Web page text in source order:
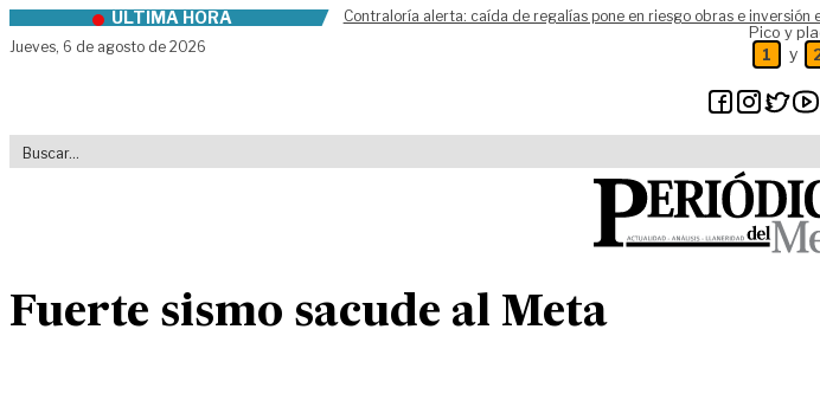
Skip to contentÚLTIMA HORA
Contraloría alerta: caída de regalías pone en riesgo obras e inversión
Jueves, 6 de agosto de 2026
Pico y
1 y
Fuerte sismo sacude al Meta